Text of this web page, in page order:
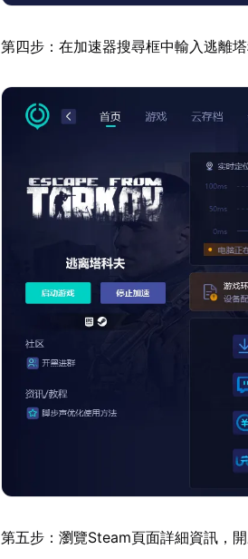
第四步：在加速器搜尋框中輸入逃離
第五步：瀏覽Steam頁面詳細資訊，